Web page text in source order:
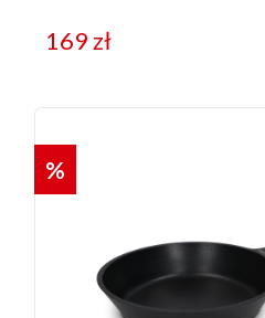
169zł
%